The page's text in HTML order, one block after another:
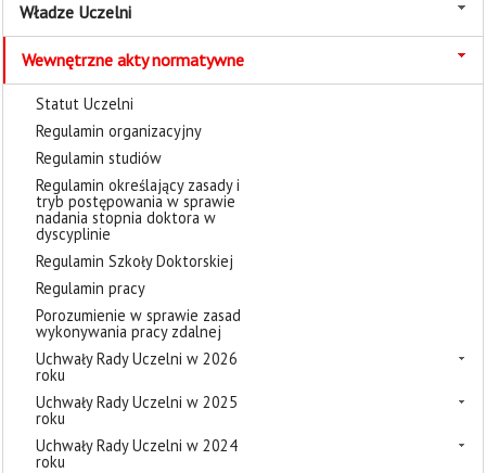
Władze Uczelni
Wewnętrzne akty normatywne
Statut Uczelni
Regulamin organizacyjny
Regulamin studiów
Regulamin określający zasady i
tryb postępowania w sprawie
nadania stopnia doktora w
dyscyplinie
Regulamin Szkoły Doktorskiej
Regulamin pracy
Porozumienie w sprawie zasad
wykonywania pracy zdalnej
Uchwały Rady Uczelni w 2026
roku
Uchwały Rady Uczelni w 2025
roku
Uchwały Rady Uczelni w 2024
roku